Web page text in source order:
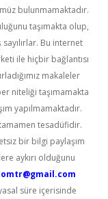
bulunmamaktadır.
taşımakta olup,
Bu internet
ile hiçbir bağlantısı
makaleler
niteliği taşımamakta
yapılmamaktadır.
tesadüfidir.
bir bilgi paylaşım
aykırı olduğunu
süre içerisinde